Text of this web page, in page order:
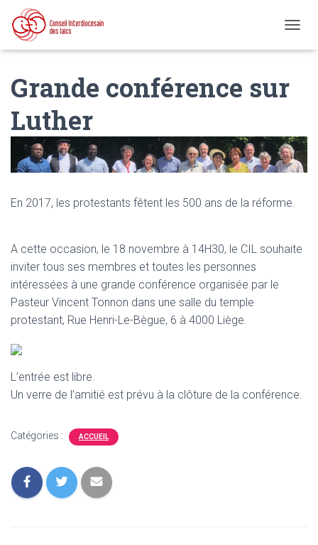
É
A
N
A
Grande conférence sur
Luther
En 2017, les protestants fêtent les 500 ans de la réforme.
A cette occasion, le 18 novembre à 14H30, le CIL souhaite
inviter tous ses membres et toutes les personnes
intéressées à une grande conférence organisée par le
Pasteur Vincent Tonnon dans une salle du temple
protestant, Rue Henri-Le-Bègue, 6 à 4000 Liège.
L’entrée est libre.
Un verre de l’amitié est prévu à la clôture de la conférence.
Catégories : ACCUEIL